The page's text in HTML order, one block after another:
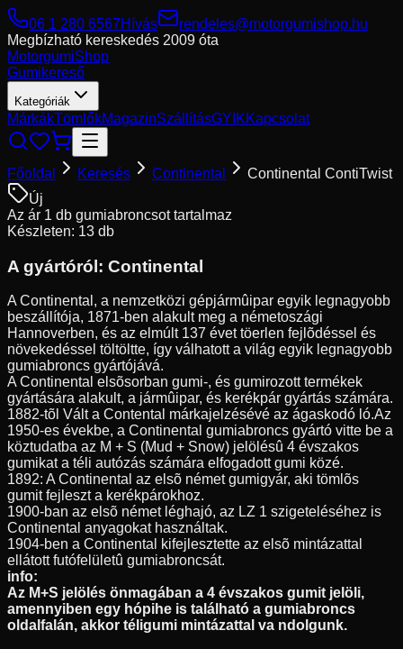
06 1 280 6567Hívás
rendeles@motorgumishop.hu
Megbízható kereskedés 2009 óta
MotorgumiShop
Gumikereső
Kategóriák
MárkákTömlőkMagazinSzállításGYIKKapcsolat
Főoldal Keresés Continental
Continental ContiTwist
Új
Az ár 1 db gumiabroncsot tartalmaz
Készleten: 13 db
A gyártóról: Continental
A Continental, a nemzetközi gépjármûipar egyik legnagyobb
beszállítója, 1871-ben alakult meg a németoszági
Hannoverben, és az elmúlt 137 évet töerlen fejlõdéssel és
növekedéssel töltöltte, így válhatott a világ egyik legnagyobb
gumiabroncs gyártójává.
A Continental elsõsorban gumi-, és gumirozott termékek
gyártására alakult, a jármûipar, és kerékpár gyártás számára.
1882-tõl Vált a Contental márkajelzésévé az ágaskodó ló.Az
1950-es évekbe, a Continental gumiabroncs gyártó vitte be a
köztudatba az M + S (Mud + Snow) jelölésû 4 évszakos
gumikat a téli autózás számára elfogadott gumi közé.
1892: A Continental az elsõ német gumigyár, aki tömlõs
gumit fejleszt a kerékpárokhoz.
1900-ban az elsõ német léghajó, az LZ 1 szigeteléséhez is
Continental anyagokat használtak.
1904-ben a Continental kifejlesztette az elsõ mintázattal
ellátott futófelületû gumiabroncsát.
info:
Az M+S jelölés önmagában a 4 évszakos gumit jelöli,
amennyiben egy hópihe is található a gumiabroncs
oldalfalán, akkor téligumi mintázattal va ndolgunk.